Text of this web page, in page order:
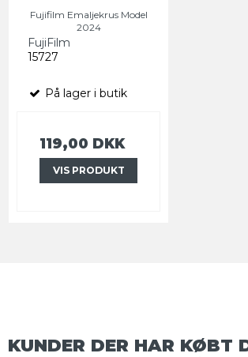
Fujifilm Emaljekrus Model
2024
FujiFilm
15727
På lager i butik
119,00 DKK
VIS PRODUKT
KUNDER DER HAR KØBT